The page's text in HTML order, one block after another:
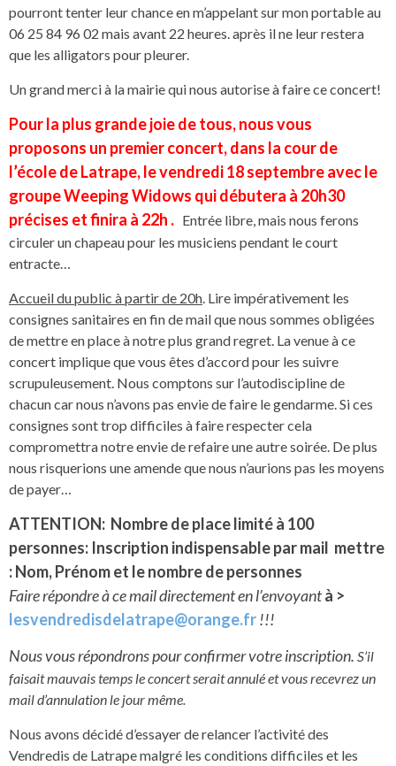
pourront tenter leur chance en m’appelant sur mon portable au
06 25 84 96 02 mais avant 22 heures. après il ne leur restera
que les alligators pour pleurer.
Un grand merci à la mairie qui nous autorise à faire ce concert!
Pour la plus grande joie de tous, nous vous
proposons un premier concert, dans la cour de
l’école de Latrape, le vendredi 18 septembre avec le
groupe Weeping Widows qui débutera à 20h30
précises et finira à 22h . Entrée libre, mais nous ferons
circuler un chapeau pour les musiciens pendant le court
entracte…
Accueil du public à partir de 20h . Lire impérativement les
consignes sanitaires en fin de mail que nous sommes obligées
de mettre en place à notre plus grand regret. La venue à ce
concert implique que vous êtes d’accord pour les suivre
scrupuleusement. Nous comptons sur l’autodiscipline de
chacun car nous n’avons pas envie de faire le gendarme. Si ces
consignes sont trop difficiles à faire respecter cela
compromettra notre envie de refaire une autre soirée. De plus
nous risquerions une amende que nous n’aurions pas les moyens
de payer…
ATTENTION: Nombre de place limité à 100
personnes: Inscription indispensable par mail mettre
: Nom, Prénom et le nombre de personnes
Faire répondre à ce mail directement en l’envoyantà >
lesvendredisdelatrape@orange.fr!!!
Nous vous répondrons pour confirmer votre inscription. S’il
faisait mauvais temps le concert serait annulé et vous recevrez un
mail d’annulation le jour même.
Nous avons décidé d’essayer de relancer l’activité des
Vendredis de Latrape malgré les conditions difficiles et les